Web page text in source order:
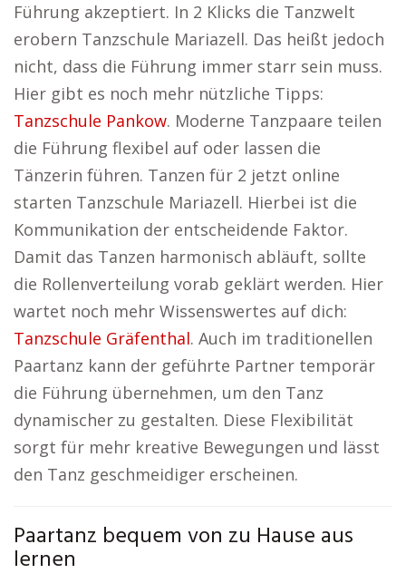
Führung akzeptiert. In 2 Klicks die Tanzwelt
erobern Tanzschule Mariazell. Das heißt jedoch
nicht, dass die Führung immer starr sein muss.
Hier gibt es noch mehr nützliche Tipps:
Tanzschule Pankow. Moderne Tanzpaare teilen
die Führung flexibel auf oder lassen die
Tänzerin führen. Tanzen für 2 jetzt online
starten Tanzschule Mariazell. Hierbei ist die
Kommunikation der entscheidende Faktor.
Damit das Tanzen harmonisch abläuft, sollte
die Rollenverteilung vorab geklärt werden. Hier
wartet noch mehr Wissenswertes auf dich:
Tanzschule Gräfenthal. Auch im traditionellen
Paartanz kann der geführte Partner temporär
die Führung übernehmen, um den Tanz
dynamischer zu gestalten. Diese Flexibilität
sorgt für mehr kreative Bewegungen und lässt
den Tanz geschmeidiger erscheinen.
Paartanz bequem von zu Hause aus
lernen